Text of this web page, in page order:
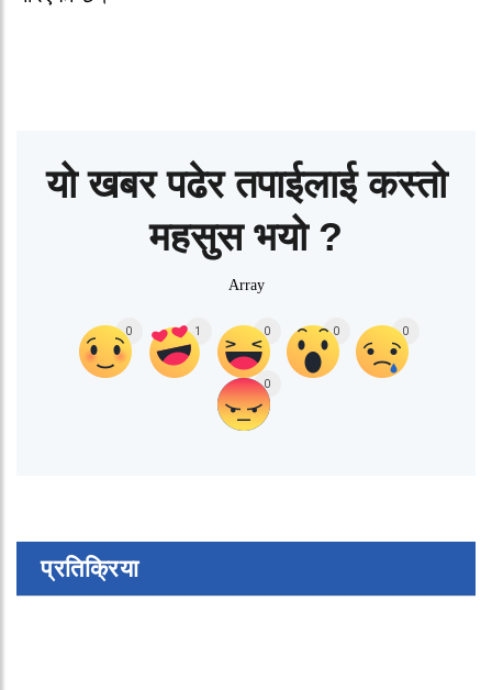
यो खबर पढेर तपाईलाई कस्तो
महसुस भयो ?
Array
0 1 0 0 0
0
प्रतिक्रिया